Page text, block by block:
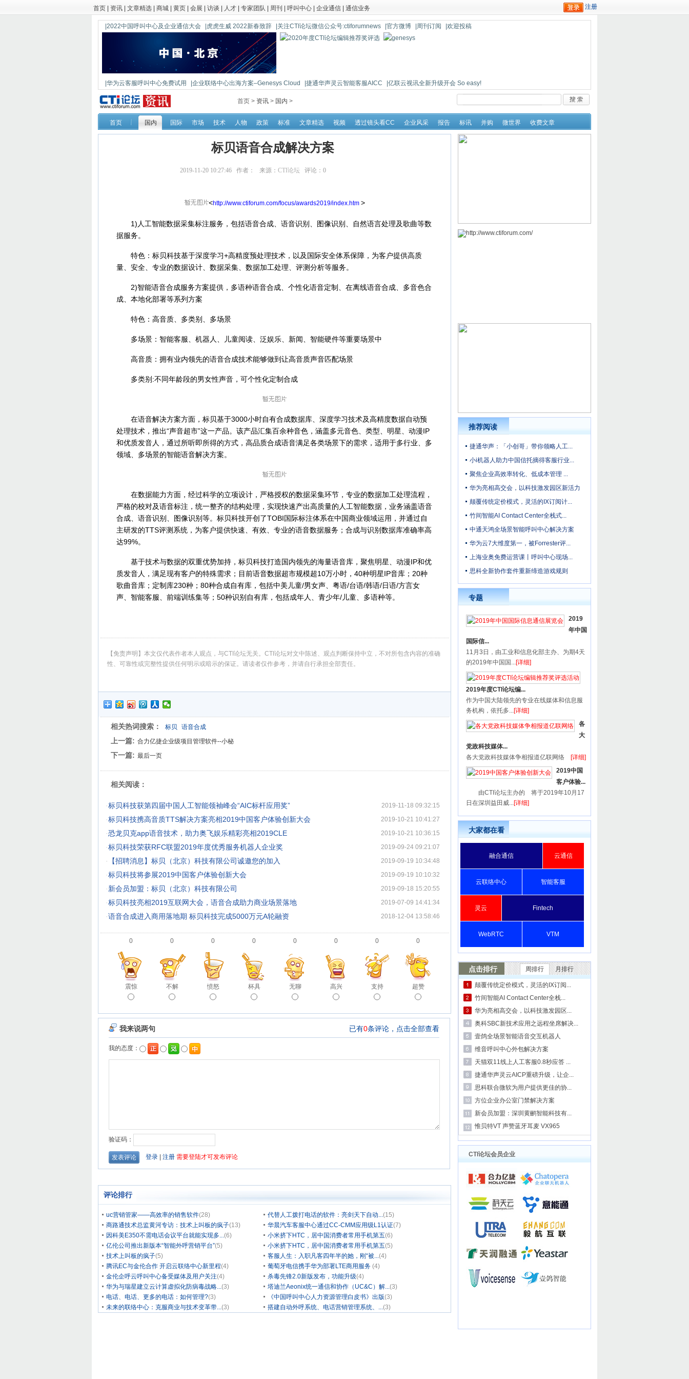
首页 资讯 文章精选 商城 黄页 会展 访谈 人才 专家团队 周刊 呼叫中心 企业通信 通信业务
|2022中国呼叫中心及企业通信大会 |虎虎生威 2022新春致辞 |关注CTI论坛微信公众号:ctiforumnews |官方微博 |周刊订阅 |欢迎投稿
|华为云客服呼叫中心免费试用 |企业联络中心出海方案–Genesys Cloud |捷通华声灵云智能客服AICC
|亿联云视讯全新升级开会 So easy!
|鼎信通达新一代语音网关DAG1000-4S
首页 > 资讯 > 国内 >
首页 国内 国际 市场 技术 人物 政策 标准 文章精选 视频 透过镜头看CC 企业风采 报告 标讯 并购 微世界 收费文章
标贝语音合成解决方案
2019-11-20 10:27:46 作者： 来源： CTI论坛 评论： 0
<http://www.ctiforum.com/focus/awards2019/index.htm >
1)人工智能数据采集标注服务，包括语音合成、语音识别、图像识别、自然语言处理及歌曲等数
据服务。
特色：标贝科技基于深度学习+高精度预处理技术，以及国际安全体系保障，为客户提供高质
量、安全、专业的数据设计、数据采集、数据加工处理、评测分析等服务。
2)智能语音合成服务方案提供，多语种语音合成、个性化语音定制、在离线语音合成、多音色合
成、本地化部署等系列方案
特色：高音质、多类别、多场景
多场景：智能客服、机器人、儿童阅读、泛娱乐、新闻、智能硬件等重要场景中
高音质：拥有业内领先的语音合成技术能够做到让高音质声音匹配场景
多类别:不同年龄段的男女性声音，可个性化定制合成
在语音解决方案方面，标贝基于3000小时自有合成数据库、深度学习技术及高精度数据自动预
处理技术，推出“声音超市”这一产品。该产品汇集百余种音色，涵盖多元音色、类型、明星、动漫IP
和优质发音人，通过所听即所得的方式，高品质合成语音满足各类场景下的需求，适用于多行业、多
领域、多场景的智能语音解决方案。
在数据能力方面，经过科学的立项设计，严格授权的数据采集环节，专业的数据加工处理流程，
严格的校对及语音标注，统一整齐的结构处理，实现快速产出高质量的人工智能数据，业务涵盖语音
合成、语音识别、图像识别等。标贝科技开创了TOBI国际标注体系在中国商业领域运用，并通过自
主研发的TTS评测系统，为客户提供快速、有效、专业的语音数据服务；合成与识别数据库准确率高
达99%。
基于技术与数据的双重优势加持，标贝科技打造国内领先的海量语音库，聚焦明星、动漫IP和优
质发音人，满足现有客户的特殊需求；目前语音数据超市规模超10万小时，40种明星IP音库；20种
歌曲音库；定制库230种；80种合成自有库，包括中美儿童/男女声、粤语/台语/韩语/日语/方言女
声、智能客服、前端训练集等；50种识别自有库，包括成年人、青少年/儿童、多语种等。
【免责声明】本文仅代表作者本人观点，与CTI论坛无关。CTI论坛对文中陈述、观点判断保持中立，不对所包含内容的准确
性、可靠性或完整性提供任何明示或暗示的保证。请读者仅作参考，并请自行承担全部责任。
相关热词搜索： 标贝 语音合成
上一篇: 合力亿捷企业级项目管理软件--小秘
下一篇: 最后一页
相关阅读：
·标贝科技获第四届中国人工智能领袖峰会“AIC标杆应用奖” 2019-11-18 09:32:15
·标贝科技携高音质TTS解决方案亮相2019中国客户体验创新大会 2019-10-21 10:41:27
·恐龙贝克app语音技术，助力奥飞娱乐精彩亮相2019CLE 2019-10-21 10:36:15
·标贝科技荣获RFC联盟2019年度优秀服务机器人企业奖 2019-09-24 09:21:07
· 【招聘消息】标贝（北京）科技有限公司诚邀您的加入 2019-09-19 10:34:48
·标贝科技将参展2019中国客户体验创新大会 2019-09-19 10:10:32
·新会员加盟：标贝（北京）科技有限公司 2019-09-18 15:20:55
·标贝科技亮相2019互联网大会，语音合成助力商业场景落地 2019-07-09 14:41:34
·语音合成进入商用落地期 标贝科技完成5000万元A轮融资 2018-12-04 13:58:46
0
震惊
0
不解
0
愤怒
0
杯具
0
无聊
0
高兴
0
支持
0
超赞
评论排行
uc营销管家——高效率的销售软件(28) 代替人工拨打电话的软件：亮剑天下自动...(15)
商路通技术总监黄河专访：技术上叫板的疯子(13) 华晨汽车客服中心通过CC-CMM应用级L1认证(7)
因科美E350不需电话会议平台就能实现多...(6) 小米挤下HTC，居中国消费者常用手机第五(6)
亿伦公司推出新版本“智能外呼营销平台”(5) 小米挤下HTC，居中国消费者常用手机第五(5)
技术上叫板的疯子(5) 客服人生：入职凡客四年半的她，刚“被...(4)
腾讯EC与金伦合作 开启云联络中心新里程(4) 葡萄牙电信携手华为部署LTE商用服务 (4)
金伦企呼云呼叫中心备受媒体及用户关注(4) 杀毒先锋2.0新版发布，功能升级(4)
华为与瑞星建立云计算虚拟化防病毒战略...(3) 塔迪兰Aeonix统一通信和协作（UC&C）解...(3)
电话、电话、更多的电话：如何管理?(3) 《中国呼叫中心人力资源管理白皮书》出版(3)
未来的联络中心：克服商业与技术变革带...(3) 搭建自动外呼系统、电话营销管理系统、...(3)
推荐阅读
捷通华声：「小创哥」带你领略人工...
小i机器人助力中国信托摘得客服行业...
聚焦企业高效率转化、低成本管理 ...
华为亮相高交会，以科技激发园区新活力
颠覆传统定价模式，灵活的IX订阅计...
竹间智能AI Contact Center全栈式...
中通天鸿全场景智能呼叫中心解决方案
华为云7大维度第一，被Forrester评...
上海业奥免费运营课丨呼叫中心现场...
思科全新协作套件重新缔造游戏规则
专题
2019
年中国
国际信...
11月3日，由工业和信息化部主办、为期4天
的2019年中国国...[详细]
2019年度CTI论坛编...
作为中国大陆领先的专业在线媒体和信息服
务机构，依托多...[详细]
各
大
党政科技媒体...
各大党政科技媒体争相报道亿联网络 [详细]
2019中国
客户体验...
由CTI论坛主办的 将于2019年10月17
日在深圳益田威...[详细]
大家都在看
融合通信 云通信
云联络中心 智能客服
灵云 Fintech
WebRTC VTM
点击排行 周排行 月排行
颠覆传统定价模式，灵活的IX订阅...
竹间智能AI Contact Center全栈...
华为亮相高交会，以科技激发园区...
奥科SBC新技术应用之远程坐席解决...
壹鸽全场景智能语音交互机器人
维音呼叫中心外包解决方案
天猫双11线上人工客服0.8秒应答 ...
捷通华声灵云AICP重磅升级，让企...
思科联合微软为用户提供更佳的协...
方位企业办公室门禁解决方案
新会员加盟：深圳黄鹂智能科技有...
惟贝特VT 声赞蓝牙耳麦 VX965
CTI论坛会员企业